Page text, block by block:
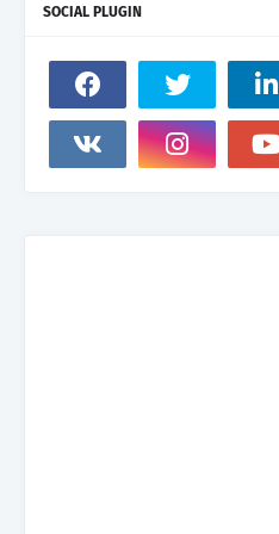
SOCIAL PLUGIN